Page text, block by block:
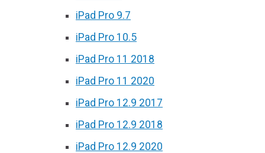
iPad Pro 9.7
iPad Pro 10.5
iPad Pro 11 2018
iPad Pro 11 2020
iPad Pro 12.9 2017
iPad Pro 12.9 2018
iPad Pro 12.9 2020